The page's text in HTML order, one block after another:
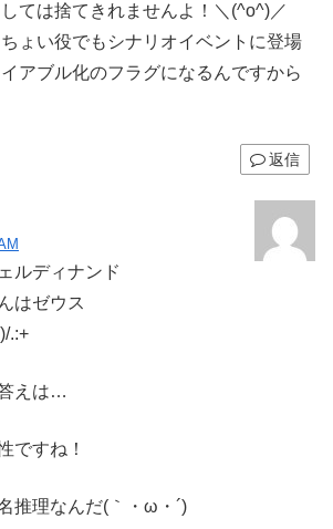
ては捨てきれませんよ！＼(^o^)／
ょい役でもシナリオイベントに登場
アブル化のフラグになるんですから
返信
ルディナンド
はゼウス
.:+
えは…
ですね！
推理なんだ(｀・ω・´)